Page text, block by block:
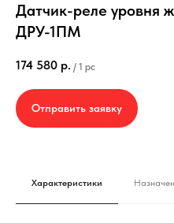
Датчик-реле уровня
ДРУ-1ПМ
174 580 р. / 1 pc
Отправить заявку
Характеристики